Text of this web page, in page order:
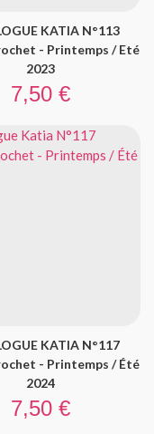
KATIA N°113
- Printemps / Eté
2023
Prix
7,50 €
KATIA N°117
- Printemps / Été
2024
Prix
7,50 €